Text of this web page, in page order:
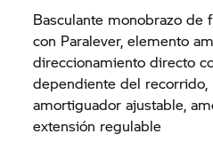
Basculante monobrazo de
con Paralever, elemento
direccionamiento directo
dependiente del
amortiguador ajustable,
extensión regulable